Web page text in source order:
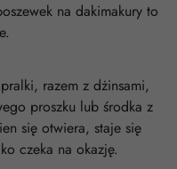
na dakimakury to
razem z dżinsami,
proszku lub środka z
się otwiera, staje się
czeka na okazję.